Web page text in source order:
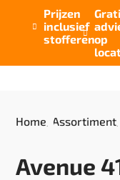

Prijzen
inclusief
stofferen

op
Home Assortiment
Avenue